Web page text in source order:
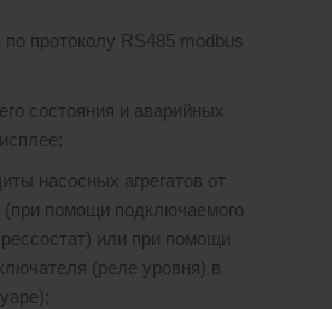
по протоколу RS485 modbus
состояния и аварийных
насосных агрегатов от
помощи подключаемого
или при помощи
(реле уровня) в